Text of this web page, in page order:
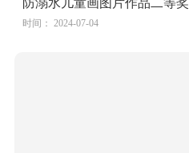
防溺水儿童画图片作品二等奖
时间： 2024-07-04